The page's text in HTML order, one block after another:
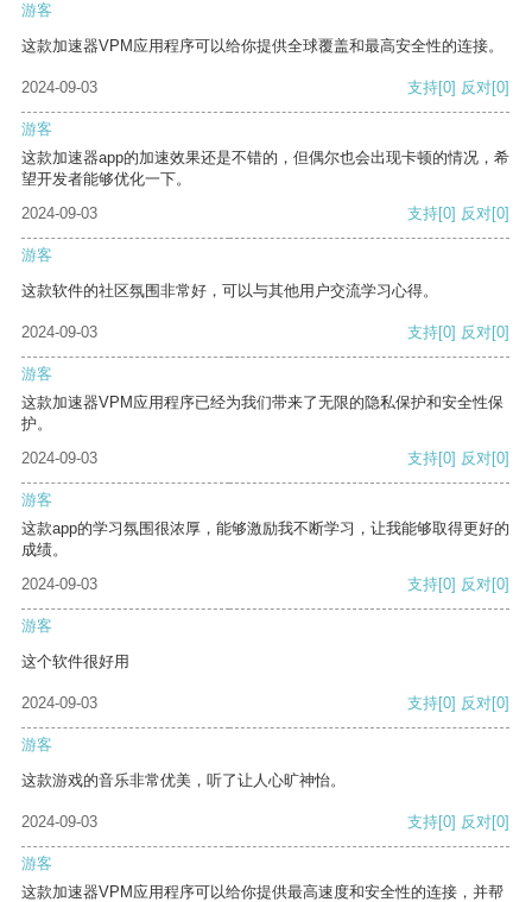
游客
这款加速器VPM应用程序可以给你提供全球覆盖和最高安全性的连接。
2024-09-03 支持[0] 反对[0]
游客
这款加速器app的加速效果还是不错的，但偶尔也会出现卡顿的情况，希
望开发者能够优化一下。
2024-09-03
支持[0] 反对[0]
游客
这款软件的社区氛围非常好，可以与其他用户交流学习心得。
2024-09-03 支持[0] 反对[0]
游客
这款加速器VPM应用程序已经为我们带来了无限的隐私保护和安全性保
护。
2024-09-03
支持[0] 反对[0]
游客
这款app的学习氛围很浓厚，能够激励我不断学习，让我能够取得更好的
成绩。
2024-09-03
支持[0] 反对[0]
游客
这个软件很好用
2024-09-03 支持[0] 反对[0]
游客
这款游戏的音乐非常优美，听了让人心旷神怡。
2024-09-03 支持[0] 反对[0]
游客
这款加速器VPM应用程序可以给你提供最高速度和安全性的连接，并帮